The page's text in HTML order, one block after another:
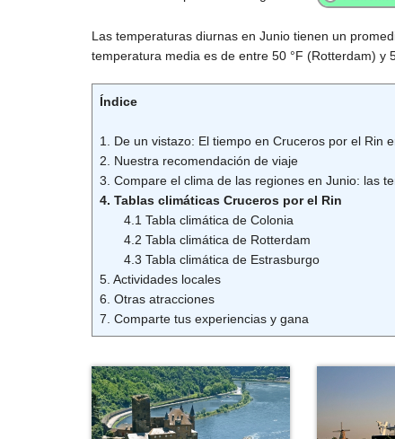
Las temperaturas diurnas en Junio tienen un
temperatura media es de entre 50 °F (Rotterdam) y
Índice
1. De un vistazo: El tiempo en Cruceros por el Rin
2. Nuestra recomendación de viaje
3. Compare el clima de las regiones en Junio: las
4. Tablas climáticas Cruceros por el Rin
4.1 Tabla climática de Colonia
4.2 Tabla climática de Rotterdam
4.3 Tabla climática de Estrasburgo
5. Actividades locales
6. Otras atracciones
7. Comparte tus experiencias y gana